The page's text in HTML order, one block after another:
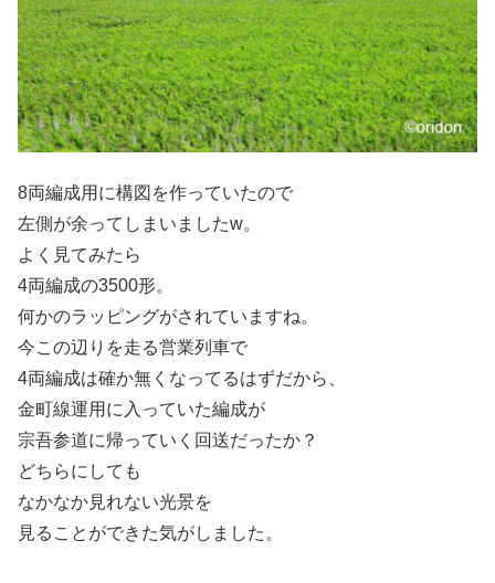
8両編成用に構図を作っていたので
左側が余ってしまいましたw。
よく見てみたら
4両編成の3500形。
何かのラッピングがされていますね。
今この辺りを走る営業列車で
4両編成は確か無くなってるはずだから、
金町線運用に入っていた編成が
宗吾参道に帰っていく回送だったか？
どちらにしても
なかなか見れない光景を
見ることができた気がしました。